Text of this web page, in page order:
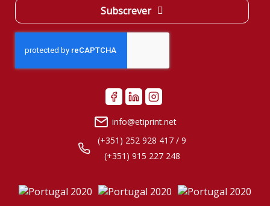
Subscrever
info@etiprint.net
(+351) 252 928 417 / 9
(+351) 915 227 248